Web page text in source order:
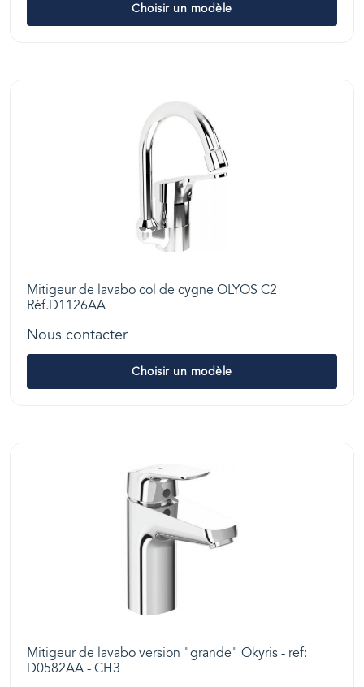
Choisir un modèle
Mitigeur de lavabo col de cygne OLYOS C2
Réf.D1126AA
Nous contacter
Choisir un modèle
Mitigeur de lavabo version "grande" Okyris - ref:
D0582AA - CH3